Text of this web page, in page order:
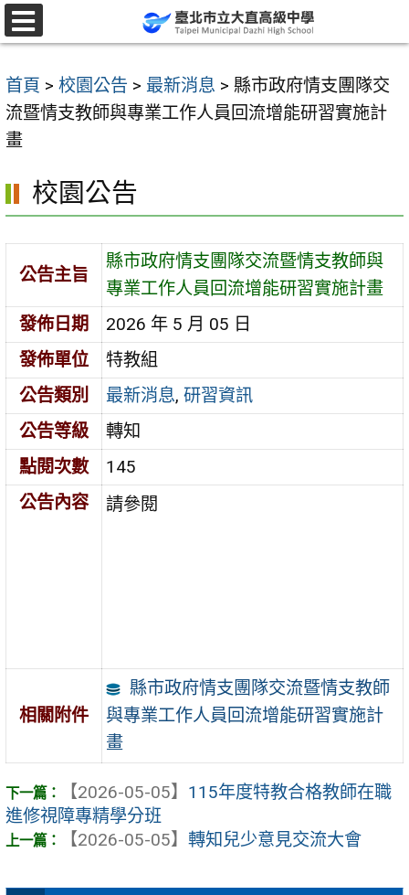
跳
至
要
內
容
首頁 > 校園公告 > 最新消息 > 縣市政府情支團隊交
流暨情支教師與專業工作人員回流增能研習實施計
畫
校園公告
公告主旨
縣市政府情支團隊交流暨情支教師與
專業工作人員回流增能研習實施計畫
發佈日期
2026 年 5 月 05 日
發佈單位
特教組
公告類別
最新消息,研習資訊
公告等級
轉知
點閱次數
145
公告內容
請參閱
相關附件
縣市政府情支團隊交流暨情支教師
與專業工作人員回流增能研習實施計
畫
【2026-05-05】 115年度特教合格教師在職
進修視障專精學分班
【2026-05-05】 轉知兒少意見交流大會
選
單